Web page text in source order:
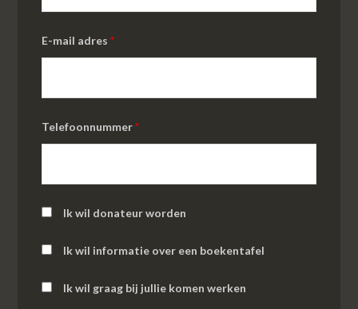
E-mail adres*
Telefoonnummer*
Ik wil donateur worden
Ik wil informatie over een boekentafel
Ik wil graag bij jullie komen werken